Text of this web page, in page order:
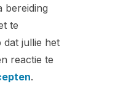
bereiding
te
jullie het
reactie te
.